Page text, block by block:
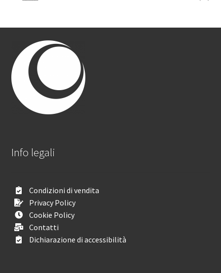
Info legali
Condizioni di vendita
Privacy Policy
Cookie Policy
Contatti
Dichiarazione di accessibilità